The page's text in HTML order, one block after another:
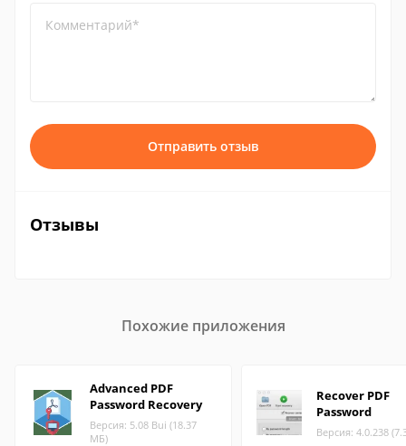
Комментарий*
Отправить отзыв
Отзывы
Похожие приложения
Advanced PDF
Password Recovery
Версия: 5.08 Bui (18.37
МБ)
Recover PDF
Password
Версия: 4.0.238